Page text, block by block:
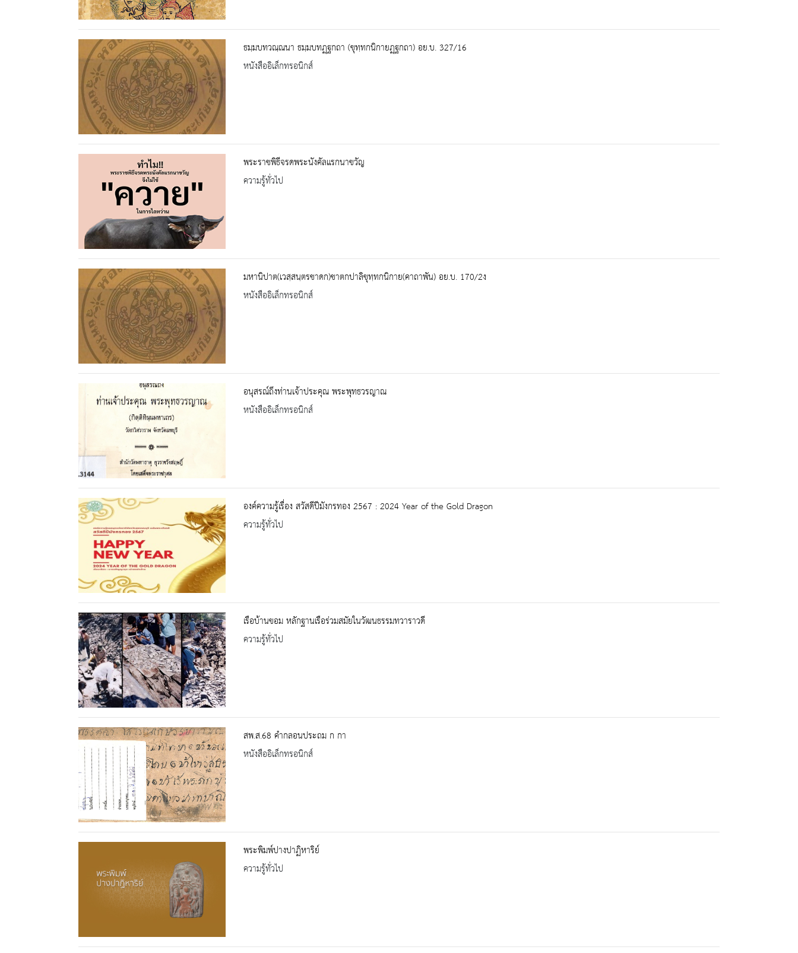
ธมฺมบทวณฺณนา ธมฺมบทฏฺฐกถา (ขุทฺทกนิกายฏฺฐกถา) อย.บ. 327/16
หนังสืออิเล็กทรอนิกส์
พระราชพิธีจรดพระนังคัลแรกนาขวัญ
ความรู้ทั่วไป
มหานิปาต(เวสฺสนฺตรชาดก)ชาตกปาลิขุทฺทกนิกาย(คาถาพัน) อย.บ. 170/2ง
หนังสืออิเล็กทรอนิกส์
อนุสรณ์ถึงท่านเจ้าประคุณ พระพุทธวรญาณ
หนังสืออิเล็กทรอนิกส์
องค์ความรู้เรื่อง สวัสดีปีมังกรทอง 2567 : 2024 Year of the Gold Dragon
ความรู้ทั่วไป
เรือบ้านขอม หลักฐานเรือร่วมสมัยในวัฒนธรรมทวาราวดี
ความรู้ทั่วไป
สพ.ส.68 คำกลอนประถม ก กา
หนังสืออิเล็กทรอนิกส์
พระพิมพ์ปางปาฏิหาริย์
ความรู้ทั่วไป